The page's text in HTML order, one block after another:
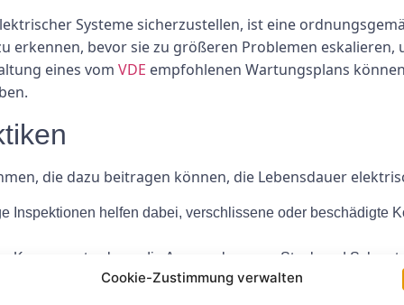
Cookie-Zustimmung verwalten
Systeme sicherzustellen, ist eine
erkennen, bevor sie zu größeren Problemen
eines vom VDE empfohlenen Wartungsplans
die dazu beitragen können, die Lebensdauer
Inspektionen helfen dabei, verschlissene oder beschädigte
Komponenten kann die Ansammlung von Staub und